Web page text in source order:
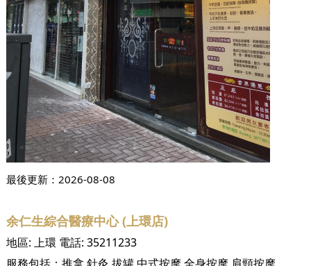
最後更新： 2026-08-08
余仁生綜合醫療中心 (上環店)
地區: 上環 電話: 35211233